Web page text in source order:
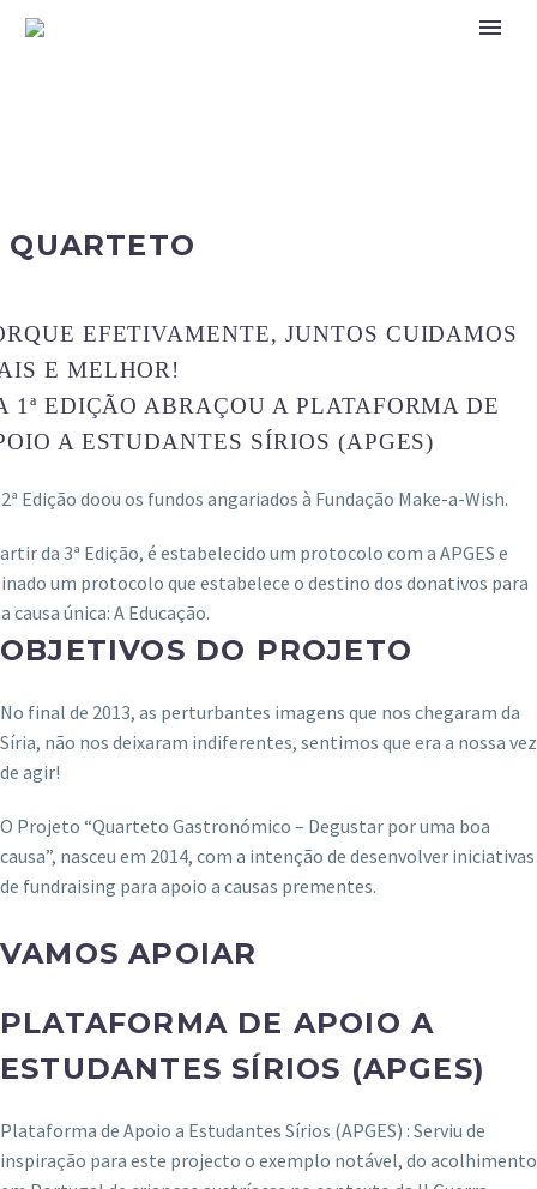
QUARTETO
EFETIVAMENTE, JUNTOS CUIDAMOS
E MELHOR!
1ª EDIÇÃO ABRAÇOU A PLATAFORMA DE
A ESTUDANTES SÍRIOS (APGES)
Edição doou os fundos angariados à Fundação Make-a-Wish.
da 3ª Edição, é estabelecido um protocolo com a APGES e
um protocolo que estabelece o destino dos donativos para
causa única: A Educação.
OBJETIVOS DO PROJETO
No final de 2013, as perturbantes imagens que nos chegaram da
Síria, não nos deixaram indiferentes, sentimos que era a nossa vez
de agir!
O Projeto “Quarteto Gastronómico – Degustar por uma boa
causa”, nasceu em 2014, com a intenção de desenvolver iniciativas
de fundraising para apoio a causas prementes.
VAMOS APOIAR
PLATAFORMA DE APOIO A
ESTUDANTES SÍRIOS (APGES)
Plataforma de Apoio a Estudantes Sírios (APGES) : Serviu de
inspiração para este projecto o exemplo notável, do acolhimento